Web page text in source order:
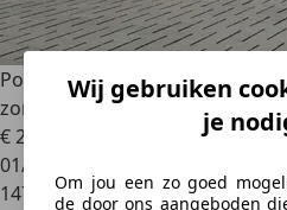
Porsche 996 Cabrio 3.4 Carrera
zomerklaar!
€ 27.500
01/1999
147.523 km
Wij gebruiken
je
Om jou een zo goed
de door ons aangeboden